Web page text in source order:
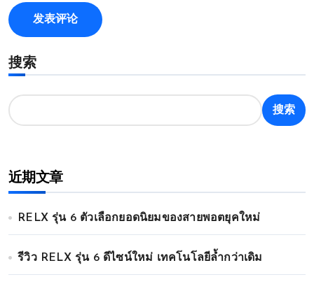
搜索
搜索
近期文章
RELX รุ่น 6 ตัวเลือกยอดนิยมของสายพอตยุคใหม่
รีวิว RELX รุ่น 6 ดีไซน์ใหม่ เทคโนโลยีล้ำกว่าเดิม